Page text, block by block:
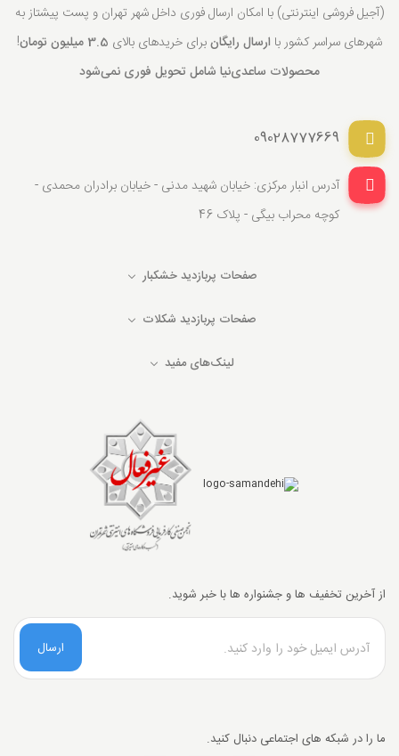
(آجیل فروشی اینترنتی) با امکان ارسال فوری داخل شهر تهران و پست پیشتاز به
شهرهای سراسر کشور با ارسال رایگانبرای خریدهای بالای 3.5 میلیون تومان
!
محصولات ساعدی‌نیا شامل تحویل فوری نمی‌شود
09028777669
آدرس انبار مرکزی: خیابان شهید مدنی - خیابان برادران محمدی -
کوچه محراب بیگی - پلاک 46
صفحات پربازدید خشکبار
صفحات پربازدید شکلات
لینک‌های مفید
از آخرین تخفیف ها و جشنواره ها با خبر شوید.
ارسال
ما را در شبکه های اجتماعی دنبال کنید.